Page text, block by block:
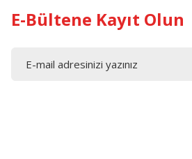
E-Bültene Kayıt Olun